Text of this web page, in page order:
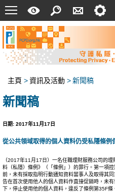
菜
單
速
指
南
索
絡
我
定
主頁 >資訊及活動 >新聞稿
新聞稿
日期: 2017年11月17日
從公共領域取得的個人資料仍受私隱條例
（2017年11月17日）一名任職理財服務公司的
料（私隱）條例》（「條例」）的罪行。第一項
前，未有採取指明行動通知資料當事人及取得其
告在首次使用他人的個人資料作直接促銷時，未
下，停止使用他的個人資料，違反了條例第35F